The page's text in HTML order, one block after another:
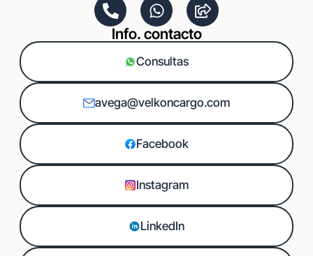
Info. contacto
Consultas
avega@velkoncargo.com
Facebook
Instagram
LinkedIn